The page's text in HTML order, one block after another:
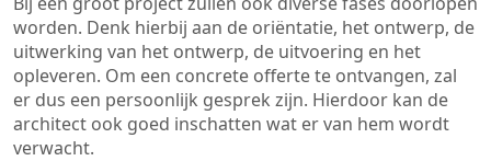
worden. Denk hierbij aan de oriëntatie, het ontwerp, de
uitwerking van het ontwerp, de uitvoering en het
opleveren. Om een concrete offerte te ontvangen, zal
er dus een persoonlijk gesprek zijn. Hierdoor kan de
architect ook goed inschatten wat er van hem wordt
verwacht.